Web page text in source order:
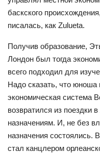
баскского
писалась, как Zulueta.
Получив образование,
Лондон был тогда
всего подходил для
Надо сказать, что юноша
экономическая система
возвратился из поездки
назначениям. И, не без
назначения состоялись.
стал канцлером